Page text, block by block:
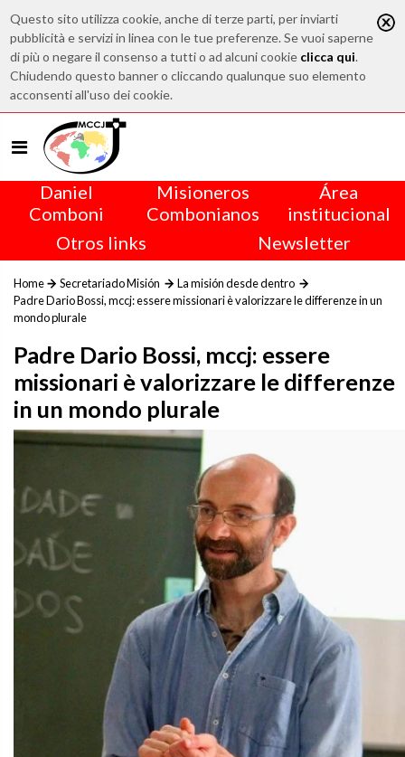
Questo sito utilizza cookie, anche di terze parti, per inviarti
pubblicità e servizi in linea con le tue preferenze. Se vuoi saperne
di più o negare il consenso a tutti o ad alcuni cookie clicca qui.
Chiudendo questo banner o cliccando qualunque suo elemento
acconsenti all'uso dei cookie.
Daniel
Comboni
Misioneros
Combonianos
Área
institucional
Otros links
Newsletter
Home Secretariado Misión
La misión desde dentro
Padre Dario Bossi, mccj: essere missionari è valorizzare le differenze in un
mondo plurale
Padre Dario Bossi, mccj: essere
missionari è valorizzare le differenze
in un mondo plurale